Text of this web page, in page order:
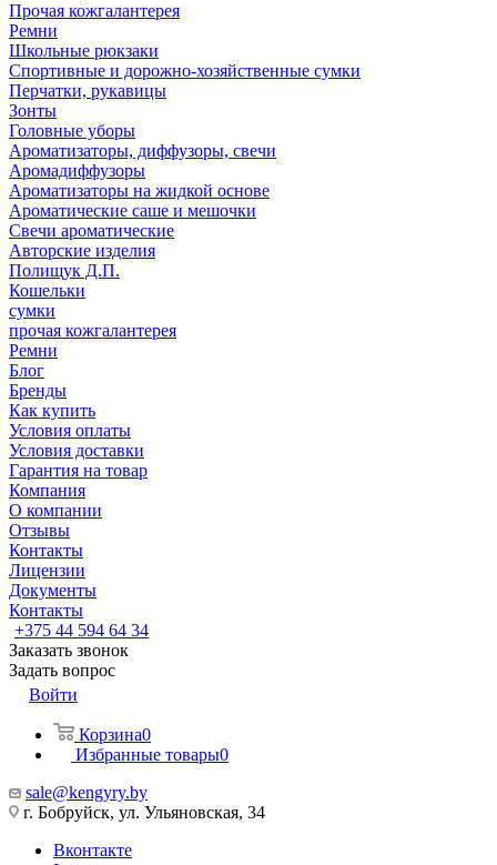
Прочая кожгалантерея
Ремни
Школьные рюкзаки
Спортивные и дорожно-хозяйственные сумки
Перчатки, рукавицы
Зонты
Головные уборы
Ароматизаторы, диффузоры, свечи
Аромадиффузоры
Ароматизаторы на жидкой основе
Ароматические саше и мешочки
Свечи ароматические
Авторские изделия
Полищук Д.П.
Кошельки
сумки
прочая кожгалантерея
Ремни
Блог
Бренды
Как купить
Условия оплаты
Условия доставки
Гарантия на товар
Компания
О компании
Отзывы
Контакты
Лицензии
Документы
Контакты
+375 44 594 64 34
Заказать звонок
Задать вопрос
Войти
Корзина0
Избранные товары0
sale@kengyry.by
г. Бобруйск, ул. Ульяновская, 34
Вконтакте